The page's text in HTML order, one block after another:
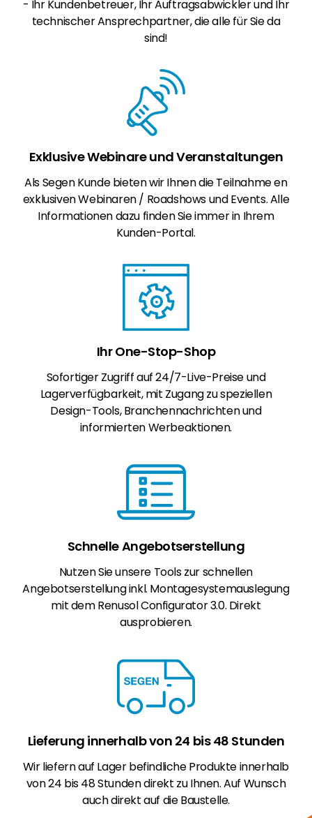
- Ihr Kundenbetreuer, Ihr Auftragsabwickler und Ihr
technischer Ansprechpartner, die alle für Sie da
sind!
Exklusive Webinare und Veranstaltungen
Als Segen Kunde bieten wir Ihnen die Teilnahme en
exklusiven Webinaren / Roadshows und Events. Alle
Informationen dazu finden Sie immer in Ihrem
Kunden-Portal.
Ihr One-Stop-Shop
Sofortiger Zugriff auf 24/7-Live-Preise und
Lagerverfügbarkeit, mit Zugang zu speziellen
Design-Tools, Branchennachrichten und
informierten Werbeaktionen.
Schnelle Angebotserstellung
Nutzen Sie unsere Tools zur schnellen
Angebotserstellung inkl. Montagesystemauslegung
mit dem Renusol Configurator 3.0. Direkt
ausprobieren.
Lieferung innerhalb von 24 bis 48 Stunden
Wir liefern auf Lager befindliche Produkte innerhalb
von 24 bis 48 Stunden direkt zu Ihnen. Auf Wunsch
auch direkt auf die Baustelle.